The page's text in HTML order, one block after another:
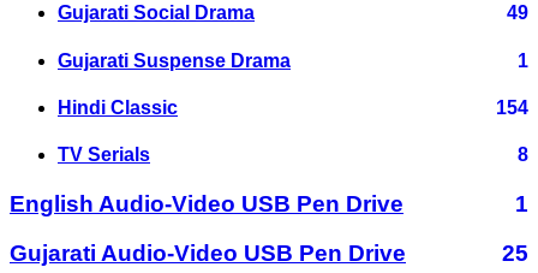
Gujarati Social Drama 49
Gujarati Suspense Drama 1
Hindi Classic 154
TV Serials 8
English Audio-Video USB Pen Drive
1
Gujarati Audio-Video USB Pen Drive
25